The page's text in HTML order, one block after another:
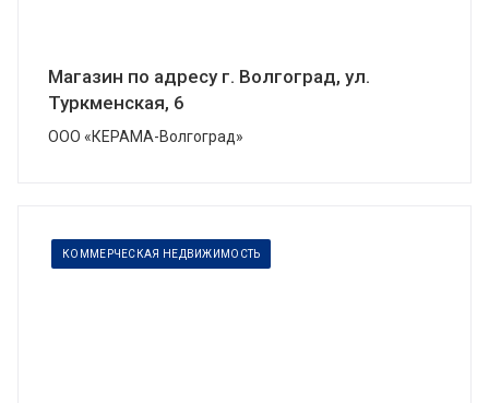
Магазин по адресу г. Волгоград, ул.
Туркменская, 6
ООО «КЕРАМА-Волгоград»
КОММЕРЧЕСКАЯ НЕДВИЖИМОСТЬ